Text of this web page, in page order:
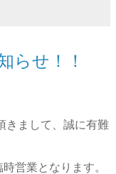
らせ！！
きまして、誠に有難
営業となります。